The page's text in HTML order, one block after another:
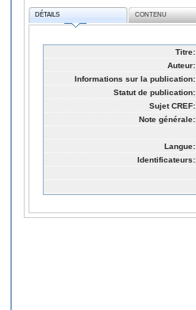
DÉTAILS CONTENU
Titre:
Auteur:
Informations sur la publication:
Statut de publication:
Sujet CREF:
Note générale:
Langue:
Identificateurs: